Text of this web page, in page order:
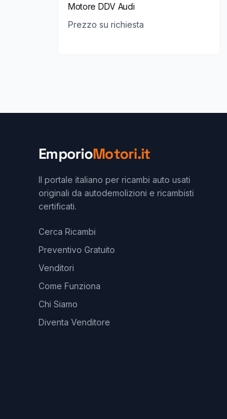
Motore DDV Audi
Prezzo su richiesta
EmporioMotori.it
Il portale italiano per ricambi auto usati
originali da autodemolizioni e ricambisti
certificati.
Cerca Ricambi
Preventivo Gratuito
Venditori
Come Funziona
Chi Siamo
Diventa Venditore